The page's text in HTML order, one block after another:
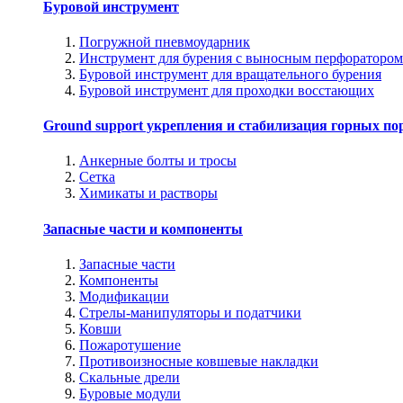
Буровой инструмент
Погружной пневмоударник
Инструмент для бурения с выносным перфоратором
Буровой инструмент для вращательного бурения
Буровой инструмент для проходки восстающих
Ground support укрепления и стабилизация горных
Анкерные болты и тросы
Сетка
Химикаты и растворы
Запасные части и компоненты
Запасные части
Компоненты
Модификации
Стрелы-манипуляторы и податчики
Ковши
Пожаротушение
Противоизносные ковшевые накладки
Скальные дрели
Буровые модули